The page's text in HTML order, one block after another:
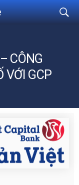
CÔNG
VỚI GCP